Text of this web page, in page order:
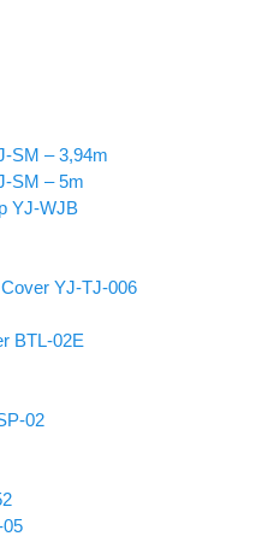
SM – 3,94m
SM – 5m
YJ-WJB
YJ-TJ-006
BTL-02E
02
05